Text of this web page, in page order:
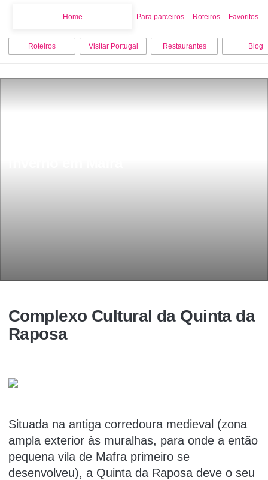
Home Para parceiros Roteiros Favoritos
Roteiros Visitar Portugal Restaurantes Blog
Complexo Cultural da Quinta da
Raposa
Situada na antiga corredoura medieval (zona
ampla exterior às muralhas, para onde a então
pequena vila de Mafra primeiro se
desenvolveu), a Quinta da Raposa deve o seu